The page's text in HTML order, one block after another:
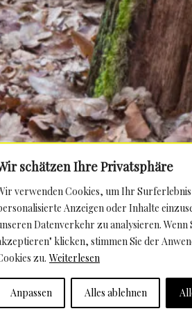
schätzen Ihre Privatsphäre
verwenden Cookies, um Ihr
Anzeigen oder Inhalte
Datenverkehr zu analysieren. Wenn
klicken, stimmen Sie der
zu. Weiterlesen
Anpassen Alles ablehnen